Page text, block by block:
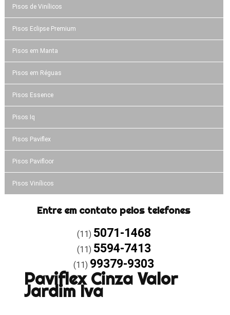
Pisos de Vinílicos
Pisos Eclipse Premium
Pisos em Manta
Pisos em Réguas
Pisos Essence
Pisos Iq
Pisos Paviflex
Pisos Pavifloor
Pisos Vinílicos
Entre em contato pelos telefones
(11) 5071-1468
(11) 5594-7413
(11) 99379-9303
Paviflex Cinza Valor
Jardim Iva